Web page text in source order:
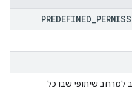
PREDEFINED
שיתופי שבו כל